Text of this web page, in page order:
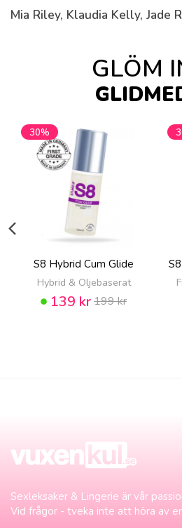
Mia Riley, Klaudia Kelly, Jade
GLÖM
30%
S8 Hybrid Cum Glide
Hybrid & Oljebaserat
139 kr199 kr
Sexleksaker & Lingerie är vår
Vid frågor - tveka inte att höra av